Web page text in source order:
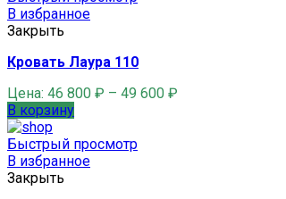
В избранное
Закрыть
Кровать Лаура 110
Цена: 46 800 ₽ – 49 600 ₽
В корзину
Быстрый просмотр
В избранное
Закрыть